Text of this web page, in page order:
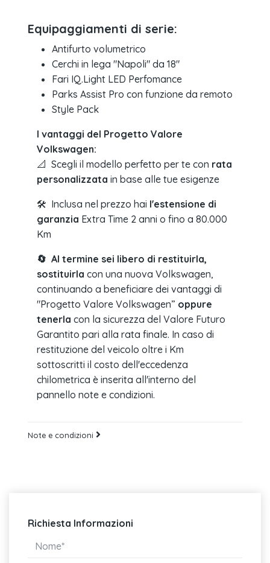
Equipaggiamenti di serie:
Antifurto volumetrico
Cerchi in lega "Napoli" da 18″
Fari IQ.Light LED Perfomance
Parks Assist Pro con funzione da remoto
Style Pack
I vantaggi del Progetto Valore
Volkswagen:
📐 Scegli il modello perfetto per te con rata
personalizzata in base alle tue esigenze
🛠️ Inclusa nel prezzo hai l'estensione di
garanzia Extra Time 2 anni o fino a 80.000
Km
🔄 Al termine sei libero di restituirla,
sostituirla con una nuova Volkswagen,
continuando a beneficiare dei vantaggi di
"Progetto Valore Volkswagen” oppure
tenerla con la sicurezza del Valore Futuro
Garantito pari alla rata finale. In caso di
restituzione del veicolo oltre i Km
sottoscritti il costo dell'eccedenza
chilometrica è inserita all'interno del
pannello note e condizioni.
Note e condizioni
Richiesta Informazioni